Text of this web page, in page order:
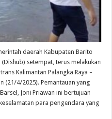
daerah Kabupaten Barito
setempat, terus melakukan
Kalimantan Palangka Raya –
(21/4/2025). Pemantauan yang
Joni Priawan ini bertujuan
para pengendara yang